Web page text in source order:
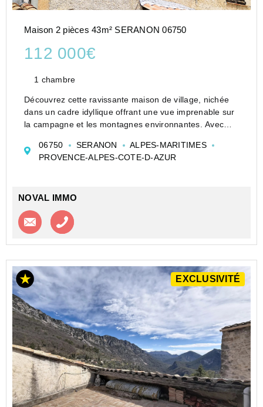
Maison 2 pièces 43m² SERANON 06750
112 000€
1 chambre
Découvrez cette ravissante maison de village, nichée
dans un cadre idyllique offrant une vue imprenable sur
la campagne et les montagnes environnantes. Avec
niveaux, cette maison allie charme d'antan et...
06750 SERANON
ALPES-MARITIMES
PROVENCE-ALPES-COTE-D-AZUR
NOVAL IMMO
Contacter l'agence
EXCLUSIVITÉ